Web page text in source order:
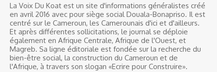
La Voix Du Koat est un site d'informations généralistes créé
en avril 2016 avec pour siège social Douala-Bonapriso. Il est
centré sur le Cameroun, les Camerounais d'ici et d'ailleurs.
Et après différentes sollicitations, le journal se déploie
également en Afrique Centrale, Afrique de l'Ouest, et
Magreb. Sa ligne éditoriale est fondée sur la recherche du
bien-être social, la construction du Cameroun et de
l'Afrique, à travers son slogan «Ecrire pour Construire».